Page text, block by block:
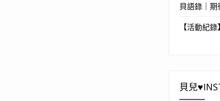
貝語錄｜
【活動紀
貝兒